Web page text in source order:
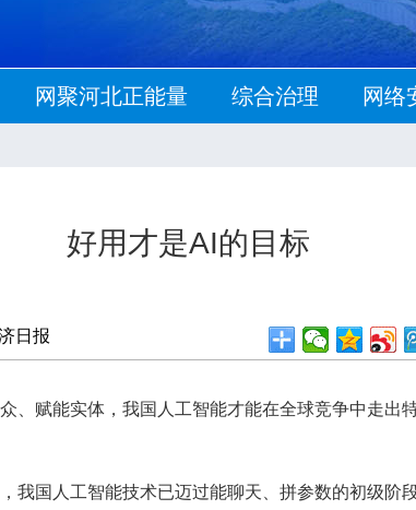
网聚河北正能量 综合治理 网络
好用才是AI的目标
日报
赋能实体，我国人工智能才能在全球竞争中走出
国人工智能技术已迈过能聊天、拼参数的初级阶